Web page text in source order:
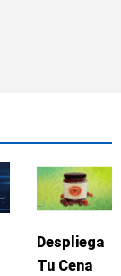
Despliega
Tu Cena